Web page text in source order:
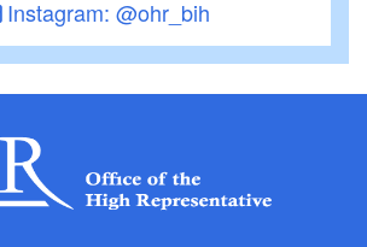
Instagram: @ohr_bih